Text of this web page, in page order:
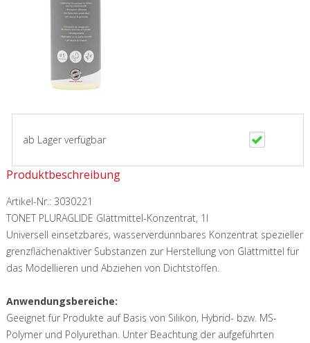
ab Lager verfügbar
Produktbeschreibung
Artikel-Nr.: 3030221
TONET PLURAGLIDE Glättmittel-Konzentrat, 1l
Universell einsetzbares, wasserverdünnbares Konzentrat spezieller
grenzflächenaktiver Substanzen zur Herstellung von Glättmittel für
das Modellieren und Abziehen von Dichtstoffen.
Anwendungsbereiche:
Geeignet für Produkte auf Basis von Silikon, Hybrid- bzw. MS-
Polymer und Polyurethan. Unter Beachtung der aufgeführten